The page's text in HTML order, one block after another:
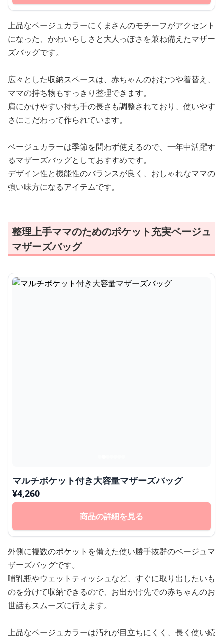
上品なベージュカラーにくまさんのモチーフがアクセント
になった、かわいらしさと大人っぽさを兼ね備えたマザー
ズバッグです。
広々とした収納スペースは、赤ちゃんのおむつや着替え、
ママの持ち物もすっきり整理できます。
肩にかけやすい持ち手の長さも調整されており、使いやす
さにこだわって作られています。
ベージュカラーは季節を問わず使えるので、一年中活躍す
るマザーズバッグとしておすすめです。
デザイン性と機能性のバランスが良く、おしゃれなママの
強い味方になるアイテムです。
整理上手ママのためのポケット充実ベージュ
マザーズバッグ
マルチポケット付き大容量マザーズバッグ
¥4,260
商品の詳細を見る
外側に複数のポケットを備えた使い勝手抜群のベージュマ
ザーズバッグです。
哺乳瓶やウェットティッシュなど、すぐに取り出したいも
のを分けて収納できるので、お出かけ先での赤ちゃんのお
世話もスムーズに行えます。
上品なベージュカラーは汚れが目立ちにくく、長く使い続